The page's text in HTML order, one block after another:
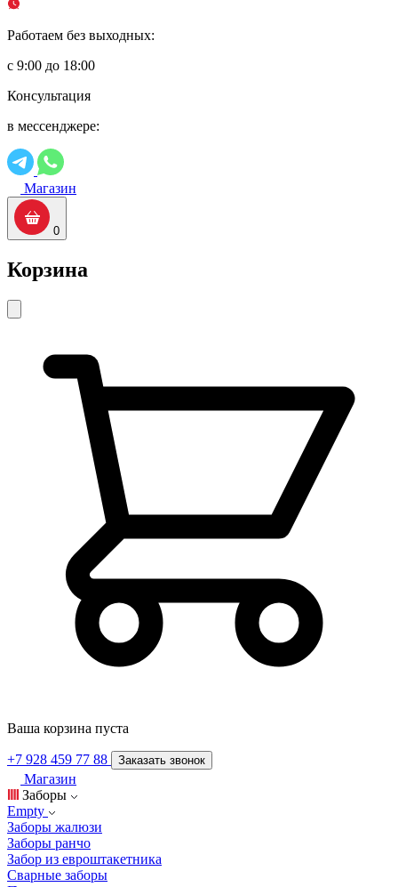
Работаем без выходных:
с 9:00 до 18:00
Консультация
в мессенджере:
Магазин
0
Корзина
Ваша корзина пуста
+7 928 459 77 88 Заказать звонок
Магазин
Заборы
Empty
Заборы жалюзи
Заборы ранчо
Забор из евроштакетника
Сварные заборы